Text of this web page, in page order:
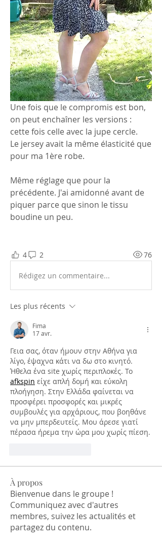
Une fois que le compromis est bon,
on peut enchaîner les versions :
cette fois celle avec la jupe cercle.
Le jersey avait la même élasticité que
pour ma 1ère robe.
Même réglage que pour la
précédente. J'ai amidonné avant de
piquer parce que sinon le tissu
boudine un peu.
4 2 76
Rédigez un commentaire...
Les plus récents
Fima
17 avr.
Γεια σας, όταν ήμουν στην Αθήνα για
λίγο, έψαχνα κάτι να δω στο κινητό.
afkspin είχε απλή δομή και εύκολη
πλοήγηση. Στην Ελλάδα φαίνεται να
προσφέρει προσφορές και μικρές
συμβουλές για αρχάριους, που βοηθάνε
να μην μπερδευτείς. Μου άρεσε γιατί
πέρασα ήρεμα την ώρα μου χωρίς πίεση.
À propos
Bienvenue dans le groupe !
Communiquez avec d'autres
membres, suivez les actualités et
partagez du contenu.